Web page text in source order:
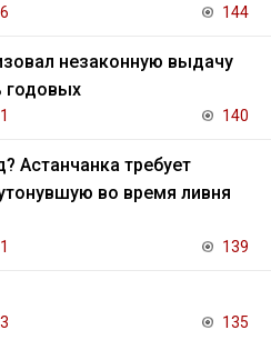
144
незаконную выдачу
годовых
140
Астанчанка требует
во время ливня
139
135